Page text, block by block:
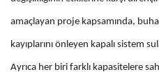
amaçlayan proje kapsamında,
kayıplarını önleyen kapalı sistem
Ayrıca her biri farklı kapasitelere